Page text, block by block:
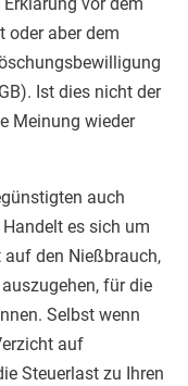
oder aber dem
Ist dies nicht der
Meinung wieder
auch
es sich um
den Nießbrauch,
auszugehen, für die
Selbst wenn
auf
Steuerlast zu Ihren